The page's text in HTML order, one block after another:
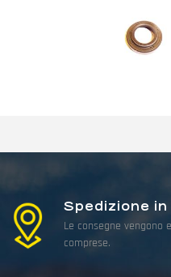
Spedizione
Le consegne
comprese.